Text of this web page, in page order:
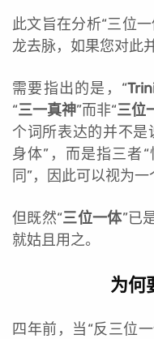
此文旨在分析“三位
龙去脉，如果您对此
需要指出的是，“
“三一真神”而非“三位
个词所表达的并不是
身体”，而是指三者
同”，因此可以视为一
但既然“三位一体”已
就姑且用之。
为何
四年前，当“反三位